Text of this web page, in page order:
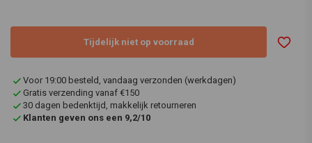
Tijdelijk niet op voorraad
Voor 19:00 besteld, vandaag verzonden (werkdagen)
Gratis verzending vanaf €150
30 dagen bedenktijd, makkelijk retourneren
Klanten geven ons een 9,2/10